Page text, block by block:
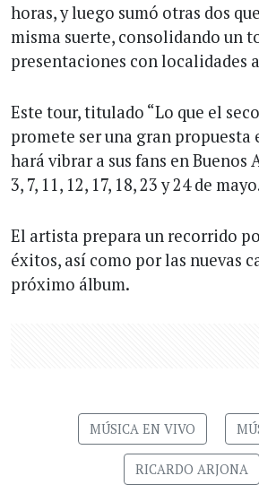
horas, y luego sumó otras dos
misma suerte, consolidando un
presentaciones con localidades
Este tour, titulado “Lo que el
promete ser una gran propuesta
hará vibrar a sus fans en Buenos
3, 7, 11, 12, 17, 18, 23 y 24 de
El artista prepara un recorrido
éxitos, así como por las nuevas
próximo álbum.
MÚSICA EN VIVO
RICARDO ARJONA